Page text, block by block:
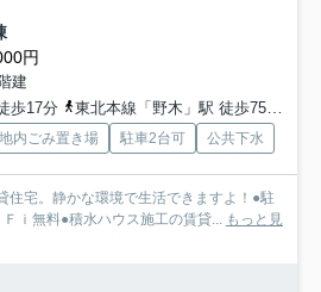
円
建
歩17分
東北本線「野木」駅 徒歩75分
内ごみ置き場 駐車2台可 公共下水
住宅。静かな環境で生活できますよ！●駐
ｉ無料●積水ハウス施工の賃貸... もっと見